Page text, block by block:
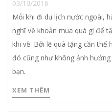
03/10/2016
Mỗi khi đi du lịch nước ngoài,
nghĩ về khoản mua quà gì để
khi về. Bởi lẽ quà tặng cần thể
đó cũng như không ảnh
bạn.
XEM THÊM